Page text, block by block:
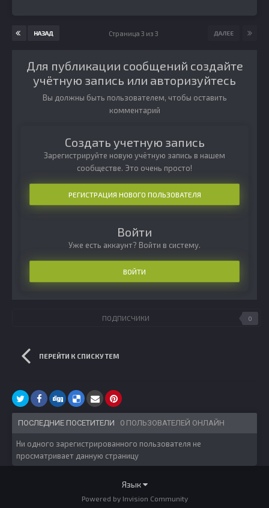
НАЗАД ДАЛЕЕ
Страница 3 из 3
Для публикации сообщений создайте
учётную запись или авторизуйтесь
Вы должны быть пользователем, чтобы оставить
комментарий
Создать учетную запись
Зарегистрируйте новую учётную запись в нашем
сообществе. Это очень просто!
РЕГИСТРАЦИЯ НОВОГО ПОЛЬЗОВАТЕЛЯ
Войти
Уже есть аккаунт? Войти в систему.
ВОЙТИ
ПОДПИСЧИКИ 0
ПЕРЕЙТИ К СПИСКУ ТЕМ
ПОСЛЕДНИЕ ПОСЕТИТЕЛИ 0 ПОЛЬЗОВАТЕЛЕЙ ОНЛАЙН
Ни одного зарегистрированного пользователя не
просматривает данную страницу
Язык
Powered by Invision Community